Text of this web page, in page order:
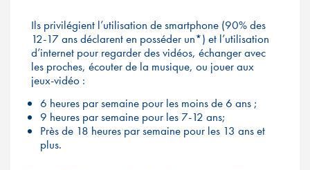
Ils privilégient l’utilisation de smartphone (90% des
12-17 ans déclarent en posséder un*) et l’utilisation
d’internet pour regarder des vidéos, échanger avec
les proches, écouter de la musique, ou jouer aux
jeux-vidéo :
6 heures par semaine pour les moins de 6 ans ;
9 heures par semaine pour les 7-12 ans;
Près de 18 heures par semaine pour les 13 ans et
plus.